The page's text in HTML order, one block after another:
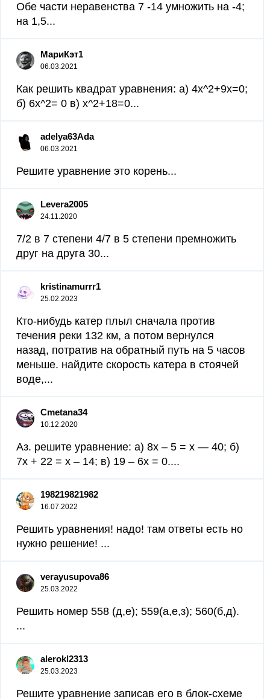
Обе части неравенства 7 -14 умножить на -4;
на 1,5...
МариКэт1
06.03.2021
Как решить квадрат уравнения: а) 4х^2+9х=0;
б) 6х^2= 0 в) х^2+18=0...
adelya63Ada
06.03.2021
Решите уравнение это корень...
Levera2005
24.11.2020
7/2 в 7 степени 4/7 в 5 степени премножить
друг на друга 30...
kristinamurrr1
25.02.2023
Кто-нибудь катер плыл сначала против
течения реки 132 км, а потом вернулся
назад, потратив на обратный путь на 5 часов
меньше. найдите скорость катера в стоячей
воде,...
Сmetana34
10.12.2020
Аз. решите уравнение: а) 8x – 5 = x — 40; б)
7х + 22 = х – 14; в) 19 – 6x = 0.​...
198219821982
16.07.2022
Решить уравнения! надо! там ответы есть но
нужно решение! ​...
verayusupova86
25.03.2022
Решить номер 558 (д,е); 559(а,е,з); 560(б,д).​
...
alerokl2313
25.03.2023
Решите уравнение записав его в блок-схеме